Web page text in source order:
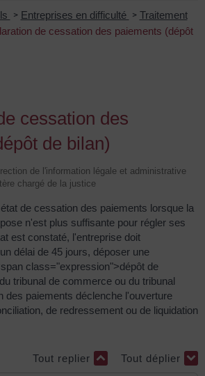
> Entreprises en difficulté > Traitement
de cessation des paiements (dépôt
cessation des
de bilan)
de l'information légale et administrative
chargé de la justice
de cessation des paiements lorsque la
n'est plus suffisante pour régler ses
est constaté, l'entreprise doit
délai de 45 jours, déposer une
class="expression">dépôt de
tribunal de commerce ou du tribunal
des paiements déclenche l'ouverture
de redressement ou de liquidation
Tout replier Tout déplier